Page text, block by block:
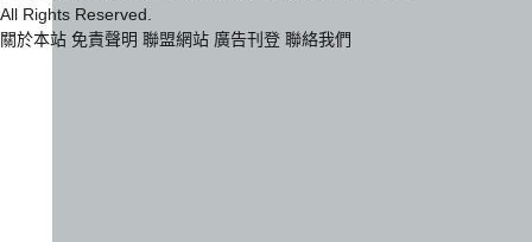
All Rights Reserved.
關於本站 免責聲明 聯盟網站 廣告刊登 聯絡我們